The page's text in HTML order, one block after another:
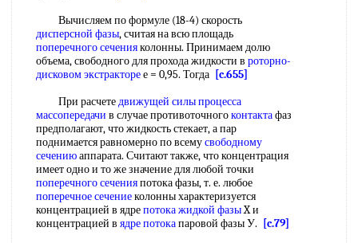
Вычисляем по формуле (18-4) скорость
дисперсной фазы, считая на всю площадь
поперечного сеченияколонны. Принимаем долю
объема, свободного для прохода жидкости в роторно-
дисковом экстракторее = 0,95. Тогда [c.655]
При расчетедвижущей силы процесса
массопередачи в случае противоточногоконтактафаз
предполагают, что жидкость стекает, а пар
поднимается равномерно по всемусвободному
сечениюаппарата. Считают также, что концентрация
имеет одно и то же значение для любой точки
поперечного сеченияпотока фазы, т. е. любое
поперечное сечениеколонны характеризуется
концентрацией в ядрепотока жидкой фазыX и
концентрацией в ядре потокапаровой фазы У.
[c.79]